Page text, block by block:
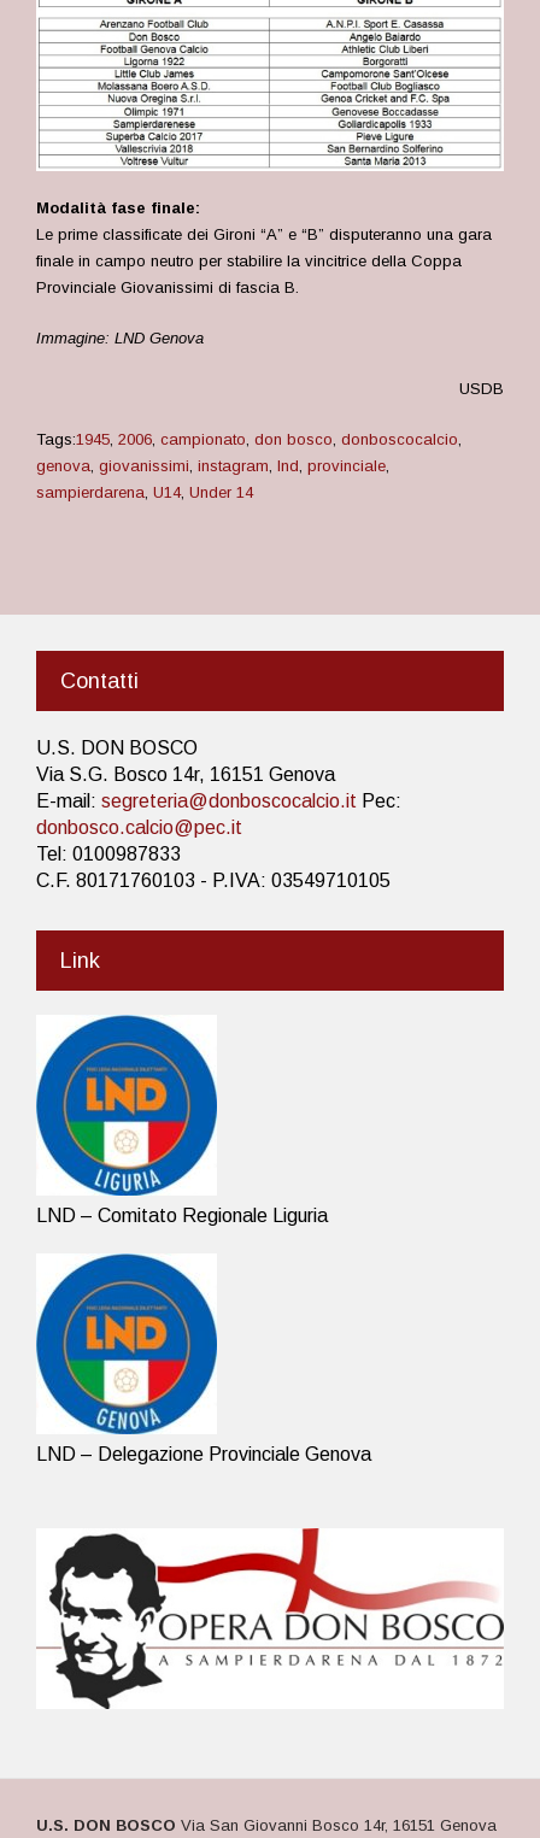
Modalità fase finale:
Le prime classificate dei Gironi “A” e “B” disputeranno una gara
finale in campo neutro per stabilire la vincitrice della Coppa
Provinciale Giovanissimi di fascia B.
Immagine: LND Genova
USDB
Tags:1945, 2006, campionato, don bosco, donboscocalcio,
genova, giovanissimi, instagram, lnd, provinciale,
sampierdarena, U14, Under 14
Contatti
U.S. DON BOSCO
Via S.G. Bosco 14r, 16151 Genova
E-mail: segreteria@donboscocalcio.it Pec:
donbosco.calcio@pec.it
Tel: 0100987833
C.F. 80171760103 - P.IVA: 03549710105
Link
LND – Comitato Regionale Liguria
LND – Delegazione Provinciale Genova
U.S. DON BOSCO Via San Giovanni Bosco 14r, 16151 Genova